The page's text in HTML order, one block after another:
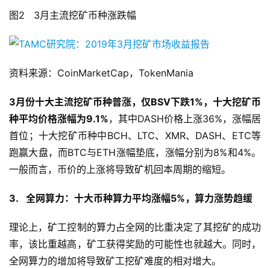
图2 3月主流挖矿币种涨跌幅
资料来源：CoinMarketCap，TokenMania
3月份十大主流挖矿币种普涨，仅BSV下跌1%，十大挖矿币
种平均价格涨幅为9.1%，其中DASH价格上涨36%，涨幅居
首位；十大挖矿币种中BCH、LTC、XMR、DASH、ETC等
跑赢大盘，而BTC与ETH涨幅垫底，涨幅分别为8%和4%。
一般而言，币价的上涨将导致矿机回本周期的缩短。
3. 全网算力：十大币种算力平均涨幅5%，算力涨势趋缓
理论上，矿工控制的算力占全网的比重决定了其挖矿的成功
率，该比重越高，矿工获得奖励的可能性也就越大。同时，
全网算力的增加将导致矿工挖矿难度的相对增大。